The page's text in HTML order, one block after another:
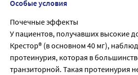
Особые условия
Почечные эффекты
У пациентов, получавших высокие
Крестор® (в основном 40 мг),
протеинурия, которая в
транзиторной. Такая протеинурия